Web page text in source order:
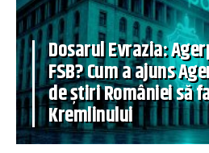
Dosarul Evrazia:
FSB? Cum a ajuns
de știri României să
Kremlinului